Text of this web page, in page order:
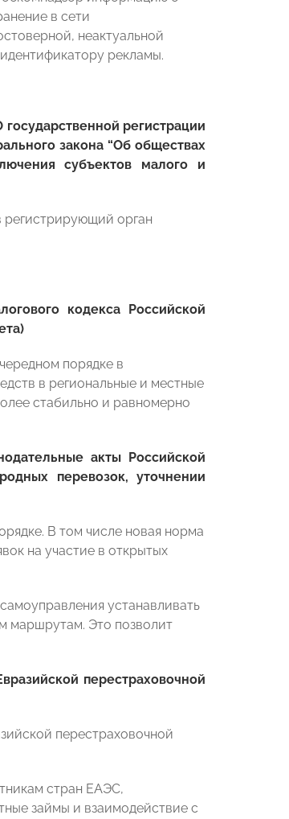
в сети
неактуальной
рекламы.
регистрации
закона “Об обществах
субъектов малого и
регистрирующий орган
кодекса Российской
порядке в
в региональные и местные
стабильно и равномерно
акты Российской
перевозок, уточнении
В том числе новая норма
на участие в открытых
устанавливать
маршрутам. Это позволит
перестраховочной
перестраховочной
стран ЕАЭС,
займы и взаимодействие с